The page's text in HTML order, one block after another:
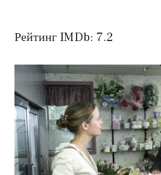
Рейтинг IMDb: 7.2